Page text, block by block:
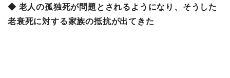
◆ 老人の孤独死が問題とされるようになり、そうした
老衰死に対する家族の抵抗が出てきた